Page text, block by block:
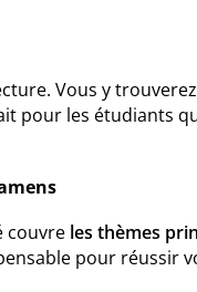
Vous y trouverez
pour les étudiants
couvre les thèmes
pour réussir